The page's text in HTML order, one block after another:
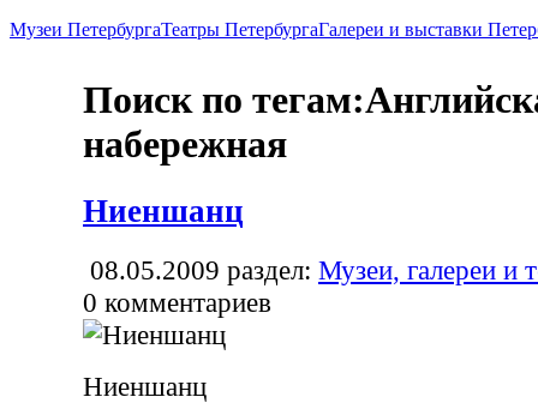
Музеи ПетербургаТеатры ПетербургаГалереи и выставки
Поиск по
набережная
Ниеншанц
08.05.2009 раздел: Музеи, галереи и
0 комментариев
Ниеншанц